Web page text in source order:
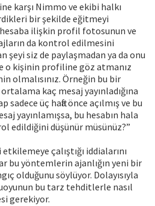
karşı Nimmo ve ekibi halkı
bir şekilde eğitmeyi
ilişkin profil fotosunun ve
da kontrol edilmesini
şeyi siz de paylaşmadan ya da onu
o kişinin profiline göz atmanız
olmalısınız. Örneğin bu bir
kaç mesaj yayınladığına
sadece üç hafta önce açılmış ve bu
yayınlamışsa, bu hesabın hala
edildiğini düşünür müsünüz?”
çalıştığı iddialarını
bu yöntemlerin ajanlığın yeni bir
olduğunu söylüyor. Dolayısıyla
bu tarz tehditlerle nasıl
gerekiyor.